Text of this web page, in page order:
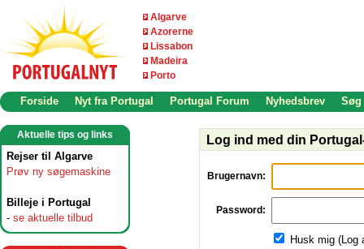
Algarve
Azorerne
Lissabon
Madeira
Porto
Forside Nyt fra Portugal Portugal Forum Nyhedsbrev Søg
Aktuelle tips og links
Rejser til Algarve
Prøv ny søgemaskine
Billeje i Portugal
- se aktuelle tilbud
Log ind med din
Brugernavn:
Password:
Husk mig (Log